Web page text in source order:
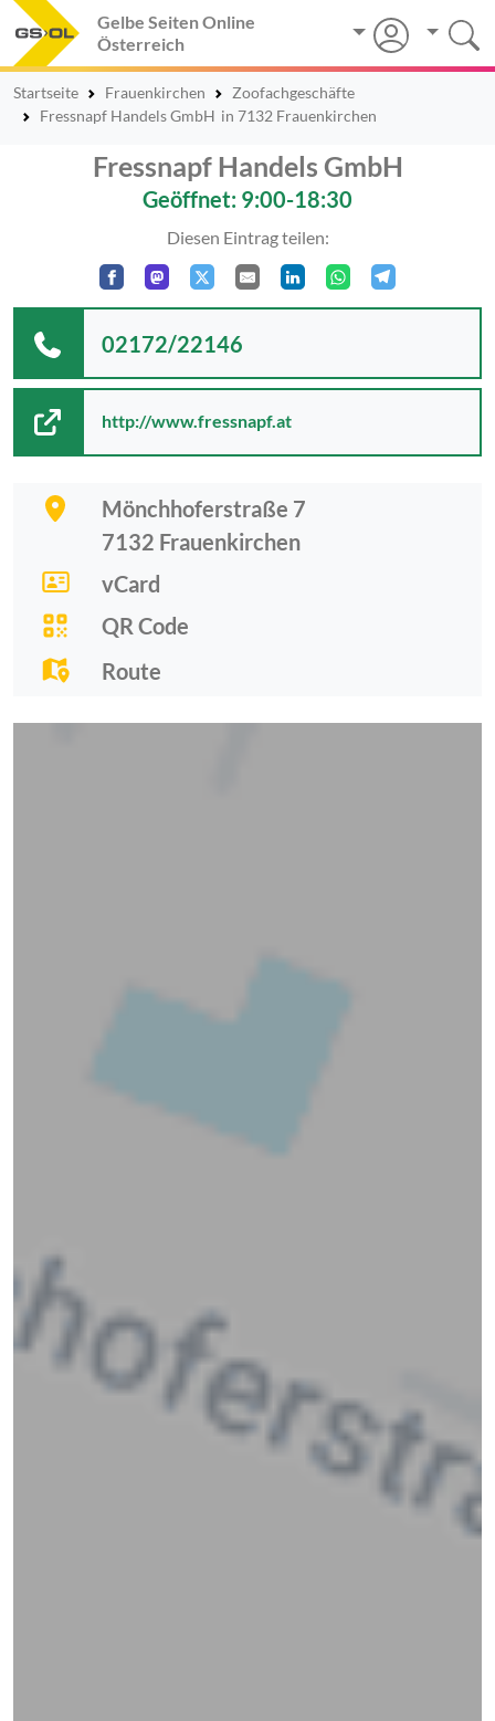
Gelbe Seiten Online
Österreich
Startseite Frauenkirchen
Zoofachgeschäfte
Fressnapf Handels GmbH in 7132 Frauenkirchen
Fressnapf Handels GmbH
Geöffnet: 9:00-18:30
Diesen Eintrag teilen:
Mönchhoferstraße 7
7132 Frauenkirchen
vCard
QR Code
Route
02172/22146
http://www.fressnapf.at